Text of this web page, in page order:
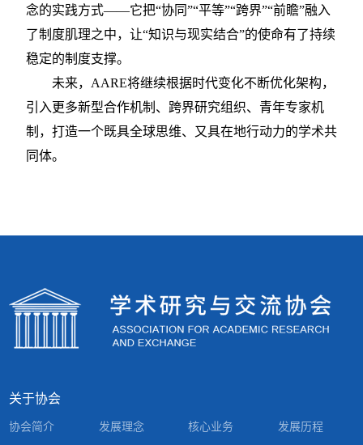
念的实践方式——它把“协同”“平等”“跨界”“前瞻”融入
了制度肌理之中，让“知识与现实结合”的使命有了持续
稳定的制度支撑。
未来， AARE将继续根据时代变化不断优化架构，
引入更多新型合作机制、跨界研究组织、青年专家机
制，打造一个既具全球思维、又具在地行动力的学术共
同体。
关于协会
协会简介 发展理念 核心业务 发展历程